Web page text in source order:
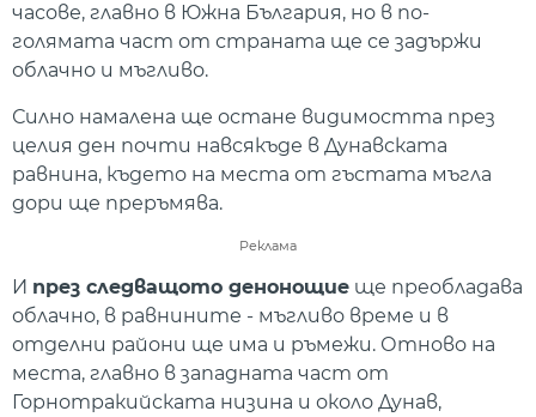
часове, главно в Южна България, но в по-
голямата част от страната ще се задържи
облачно и мъгливо.
Силно намалена ще остане видимостта през
целия ден почти навсякъде в Дунавската
равнина, където на места от гъстата мъгла
дори ще преръмява.
Реклама
И през следващото денонощие ще преобладава
облачно, в равнините - мъгливо време и в
отделни райони ще има и ръмежи. Отново на
места, главно в западната част от
Горнотракийската низина и около Дунав,